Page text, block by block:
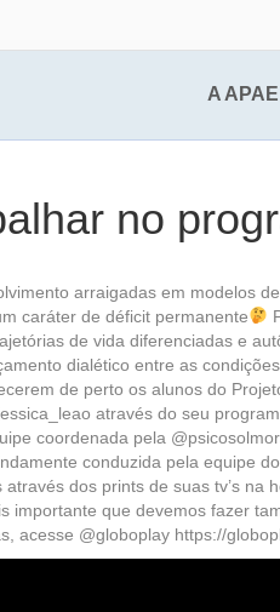
A APAE
no
arraigadas em modelos
caráter de déficit permanente
de vida diferenciadas e
dialético entre as
de perto os alunos do
através do seu
coordenada pela
conduzida pela equipe
dos prints de suas tv’s
importante que devemos fazer
acesse @globoplay https://